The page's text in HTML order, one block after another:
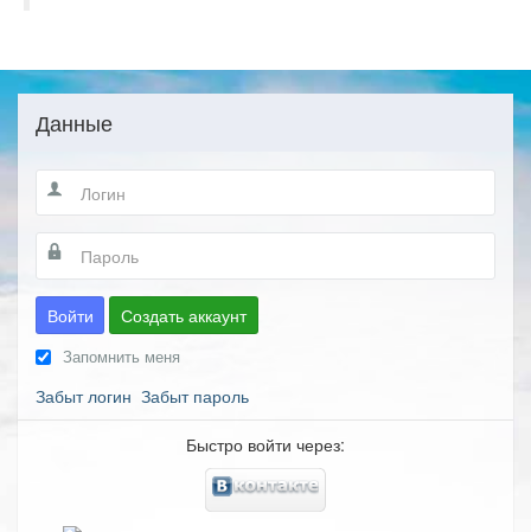
Данные
Войти Создать аккаунт
Запомнить меня
Забыт логин Забыт пароль
Быстро войти через: